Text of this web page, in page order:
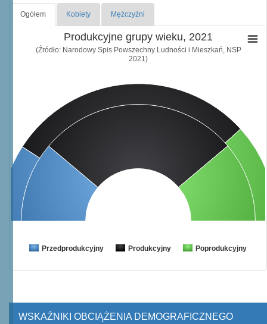
Ogółem Kobiety Mężczyźni
Produkcyjne grupy wieku, 2021
(Źródło: Narodowy Spis Powszechny Ludności i Mieszkań, NSP
2021)
Przedprodukcyjny Produkcyjny Poprodukcyjny
WSKAŹNIKI OBCIĄŻENIA DEMOGRAFICZNEGO